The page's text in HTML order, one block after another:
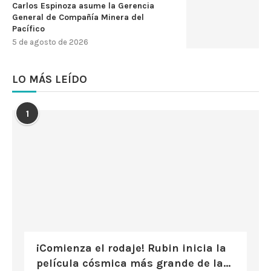
Carlos Espinoza asume la Gerencia
General de Compañía Minera del
Pacífico
5 de agosto de 2026
LO MÁS LEÍDO
1
¡Comienza el rodaje! Rubin inicia la
película cósmica más grande de la...